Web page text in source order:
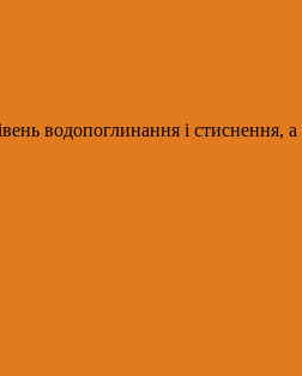
водопоглинання і стиснення, а